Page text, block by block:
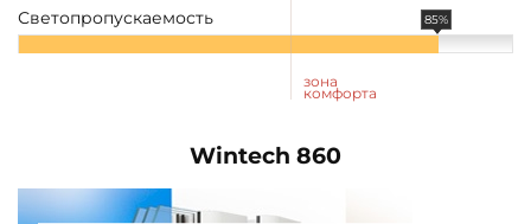
зона
комфорта
Светопропускаемость 85%
Wintech 860